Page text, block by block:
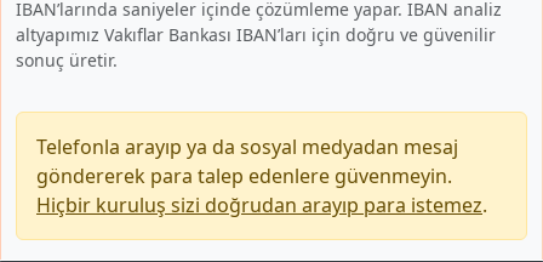
IBAN’larında saniyeler içinde çözümleme yapar. IBAN analiz
altyapımız Vakıflar Bankası IBAN’ları için doğru ve güvenilir
sonuç üretir.
Telefonla arayıp ya da sosyal medyadan mesaj
göndererek para talep edenlere güvenmeyin.
Hiçbir kuruluş sizi doğrudan arayıp para istemez.